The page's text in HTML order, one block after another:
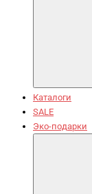
Каталоги
SALE
Эко-подарки